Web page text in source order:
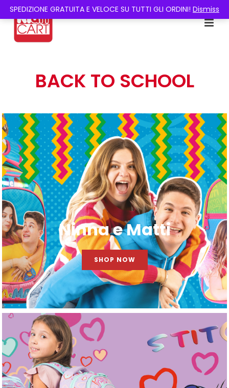
SPEDIZIONE GRATUITA E VELOCE SU TUTTI GLI ORDINI! Dismiss
BACK TO SCHOOL
Ninna e Matti
SHOP NOW